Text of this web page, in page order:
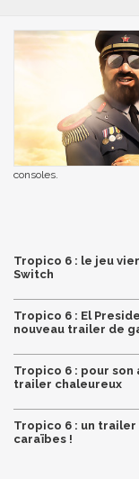
consoles.
Tropico 6 : le jeu
Switch
Tropico 6 : El
nouveau trailer de
Tropico 6 : pour son
trailer chaleureux
Tropico 6 : un trailer
caraïbes !